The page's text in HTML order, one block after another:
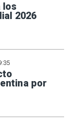
los
2026
por